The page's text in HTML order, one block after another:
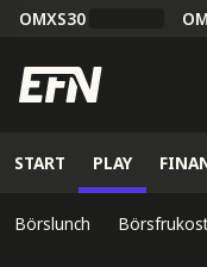
OMXS30
START PLAY
Börslunch